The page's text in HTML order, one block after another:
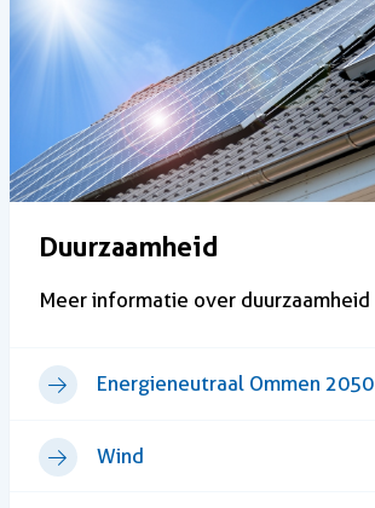
Duurzaamheid
Meer informatie over duurzaamheid
Energieneutraal Ommen 2050
Wind